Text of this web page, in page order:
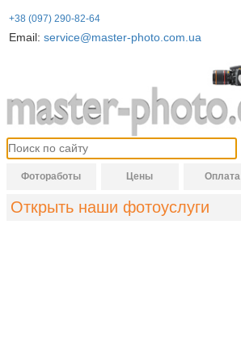
+38 (097) 290-82-64
Email: service@master-photo.com.ua
Фотоработы Цены Оплата
Открыть наши фотоуслуги